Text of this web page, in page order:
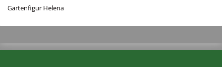
Gartenfigur Helena